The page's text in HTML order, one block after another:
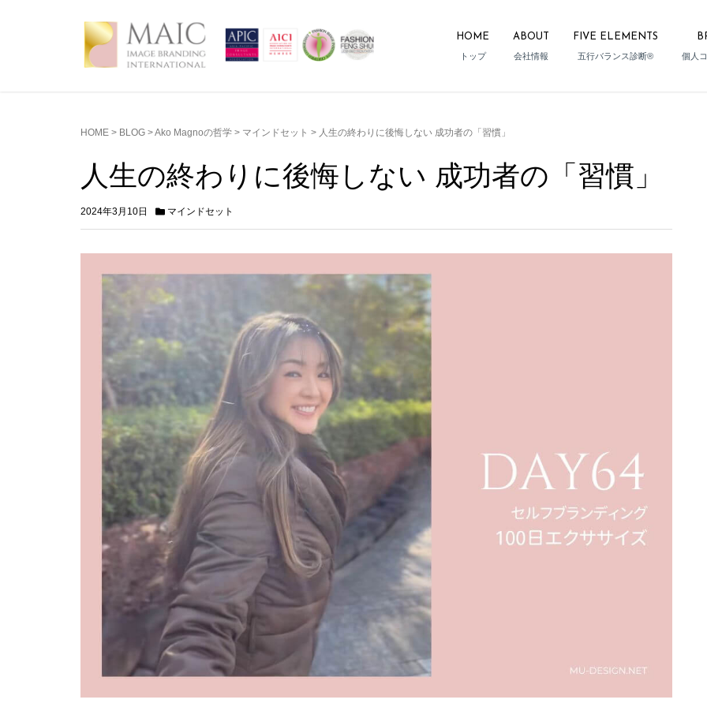
HOME
トップ
ABOUT
会社情報
FIVE ELEMENTS
五行バランス診断® 個人
HOME > BLOG >Ako Magnoの哲学 > マインドセット > 人生の終わりに後悔しない 成功者の「習慣」
人生の終わりに後悔しない 成功者の「習慣」
2024年3月10日 マインドセット